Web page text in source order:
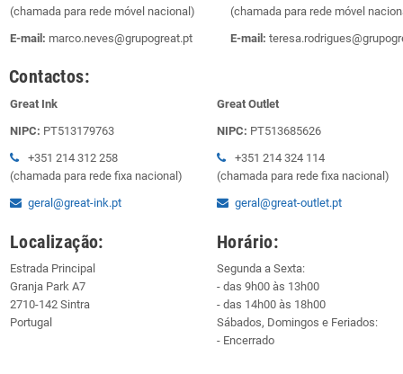
(chamada para rede móvel nacional)
E-mail: marco.neves@grupogreat.pt
(chamada para rede móvel
E-mail:
Contactos:
Great Ink
NIPC: PT513179763
+351 214 312 258
(chamada para rede fixa nacional)
geral@great-ink.pt
Great Outlet
NIPC: PT513685626
+351 214 324 114
(chamada para rede fixa nacional)
geral@great-outlet.pt
Localização:
Estrada Principal
Granja Park A7
2710-142 Sintra
Portugal
Horário:
Segunda a Sexta:
- das 9h00 às 13h00
- das 14h00 às 18h00
Sábados, Domingos e Feriados:
- Encerrado